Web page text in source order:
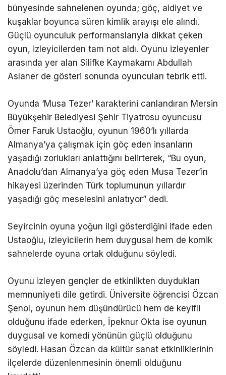
bünyesinde sahnelenen oyunda; göç, aidiyet ve
kuşaklar boyunca süren kimlik arayışı ele alındı.
Güçlü oyunculuk performanslarıyla dikkat çeken
oyun, izleyicilerden tam not aldı. Oyunu izleyenler
arasında yer alan Silifke Kaymakamı Abdullah
Aslaner de gösteri sonunda oyuncuları tebrik etti.
Oyunda ‘Musa Tezer’ karakterini canlandıran Mersin
Büyükşehir Belediyesi Şehir Tiyatrosu oyuncusu
Ömer Faruk Ustaoğlu, oyunun 1960’lı yıllarda
Almanya’ya çalışmak için göç eden insanların
yaşadığı zorlukları anlattığını belirterek, “Bu oyun,
Anadolu’dan Almanya’ya göç eden Musa Tezer’in
hikayesi üzerinden Türk toplumunun yıllardır
yaşadığı göç meselesini anlatıyor” dedi.
Seyircinin oyuna yoğun ilgi gösterdiğini ifade eden
Ustaoğlu, izleyicilerin hem duygusal hem de komik
sahnelerde oyuna ortak olduğunu söyledi.
Oyunu izleyen gençler de etkinlikten duydukları
memnuniyeti dile getirdi. Üniversite öğrencisi Özcan
Şenol, oyunun hem düşündürücü hem de keyifli
olduğunu ifade ederken, İpeknur Okta ise oyunun
duygusal ve komedi yönünün güçlü olduğunu
söyledi. Hasan Özcan da kültür sanat etkinliklerinin
ilçelerde düzenlenmesinin önemli olduğunu